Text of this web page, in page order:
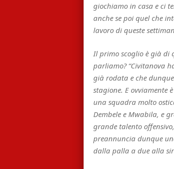
giochiamo in casa e ci
anche se poi quel che
lavoro di queste
Il primo scoglio è già di
parliamo? “Civitanova
già rodata e che
stagione. E ovviamente
una squadra molto
Dembele e Mwabila, e
grande talento
preannuncia dunque
dalla palla a due alla